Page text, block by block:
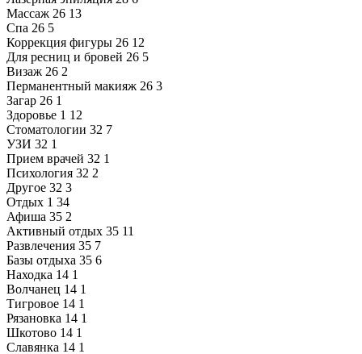
Массаж 26 13
Спа 26 5
Коррекция фигуры 26 12
Для ресниц и бровей 26 5
Визаж 26 2
Перманентный макияж 26 3
Загар 26 1
Здоровье 1 12
Стоматологии 32 7
УЗИ 32 1
Прием врачей 32 1
Психология 32 2
Другое 32 3
Отдых 1 34
Афиша 35 2
Активный отдых 35 11
Развлечения 35 7
Базы отдыха 35 6
Находка 14 1
Волчанец 14 1
Тигровое 14 1
Рязановка 14 1
Шкотово 14 1
Славянка 14 1